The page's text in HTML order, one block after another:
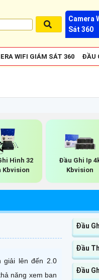
Camera
Sát 360
WIFI GIÁM SÁT 360 ĐẦU
Hình 32
Kbvision
Đầu Ghi Ip
Kbvision
giải lên đến 2.0
năng xem ban
Đầu
Đầu
Đầu